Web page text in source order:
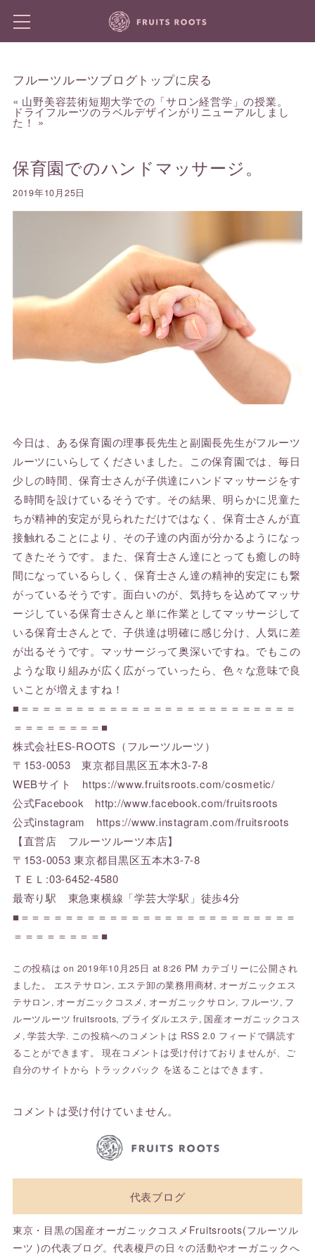
フルーツルーツブログトップに戻る
« 山野美容芸術短期大学での「サロン経営学」の授業。
ドライフルーツのラベルデザインがリニューアルしまし
た！ »
保育園でのハンドマッサージ。
2019年10月25日
今日は、ある保育園の理事長先生と副園長先生がフルーツ
ルーツにいらしてくださいました。この保育園では、毎日
少しの時間、保育士さんが子供達にハンドマッサージをす
る時間を設けているそうです。その結果、明らかに児童た
ちが精神的安定が見られただけではなく、保育士さんが直
接触れることにより、その子達の内面が分かるようになっ
てきたそうです。また、保育士さん達にとっても癒しの時
間になっているらしく、保育士さん達の精神的安定にも繋
がっているそうです。面白いのが、気持ちを込めてマッサ
ージしている保育士さんと単に作業としてマッサージして
いる保育士さんとで、子供達は明確に感じ分け、人気に差
が出るそうです。マッサージって奥深いですね。でもこの
ような取り組みが広く広がっていったら、色々な意味で良
いことが増えますね！
■＝＝＝＝＝＝＝＝＝＝＝＝＝＝＝＝＝＝＝＝＝＝＝＝＝
＝＝＝＝＝＝＝＝■
株式会社ES-ROOTS（フルーツルーツ）
〒153-0053 東京都目黒区五本木3-7-8
WEBサイト https://www.fruitsroots.com/cosmetic/
公式Facebook http://www.facebook.com/fruitsroots
公式instagram https://www.instagram.com/fruitsroots
【直営店 フルーツルーツ本店】
〒153-0053 東京都目黒区五本木3-7-8
ＴＥＬ:03-6452-4580
最寄り駅 東急東横線「学芸大学駅」徒歩4分
■＝＝＝＝＝＝＝＝＝＝＝＝＝＝＝＝＝＝＝＝＝＝＝＝＝
＝＝＝＝＝＝＝＝■
この投稿は on 2019年10月25日 at 8:26 PM カテゴリーに公開され
ました。 エステサロン, エステ卸の業務用商材, オーガニックエス
テサロン, オーガニックコスメ , オーガニックサロン, フルーツ, フ
ルーツルーツ fruitsroots, ブライダルエステ, 国産オーガニックコス
メ ,学芸大学. この投稿へのコメントは RSS 2.0 フィードで購読す
ることができます。 現在コメントは受け付けておりませんが、ご
自分のサイトから
トラックバック を送ることはできます。
コメントは受け付けていません。
代表ブログ
東京・目黒の国産オーガニックコスメFruitsroots(フルーツル
ーツ )の代表ブログ。代表榎戸の日々の活動やオーガニックへ